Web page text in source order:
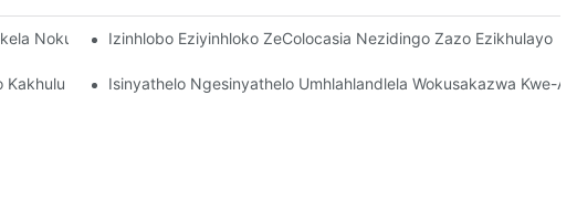
NokukhulaIzinhlobo Eziyinhloko ZeColocasia Nezidingo Zazo Ezikhulayo
Kakhulu KwabaqalayoIsinyathelo Ngesinyathelo Umhlahlandlela Wokusakazwa Kwe-